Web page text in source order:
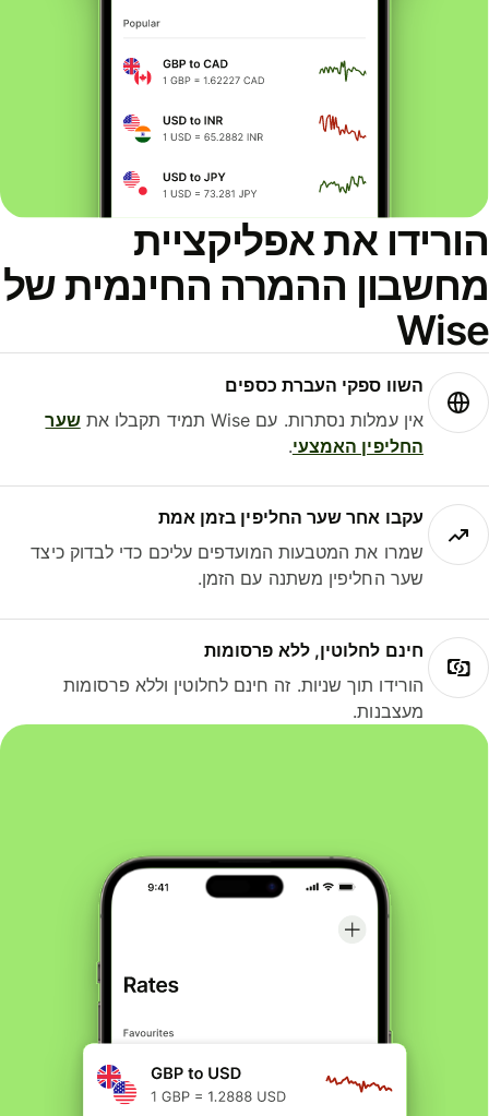
את אפליקציית
ההמרה החינמית של
השוו ספקי העברת כספים
אין עמלות נסתרות. עם Wise תמיד תקבלו את
שער
החליפין האמצעי.
עקבו אחר שער החליפין בזמן אמת
שמרו את המטבעות המועדפים עליכם כדי לבדוק כיצד
שער החליפין משתנה עם הזמן.
חינם לחלוטין, ללא פרסומות
הורידו תוך שניות. זה חינם לחלוטין וללא פרסומות
מעצבנות.